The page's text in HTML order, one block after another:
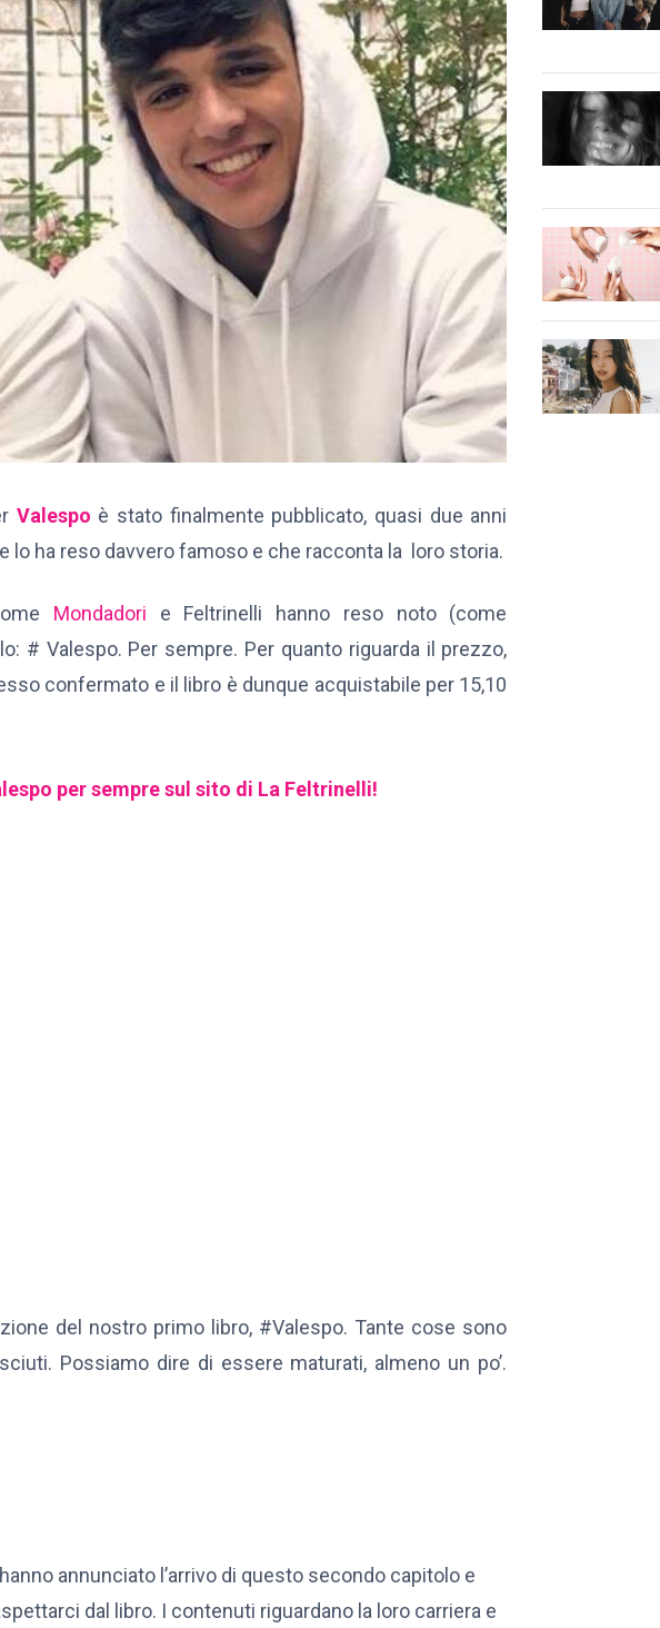
Valespo è stato finalmente pubblicato, quasi due anni
lo ha reso davvero famoso e che racconta la loro storia.
Mondadori e Feltrinelli hanno reso noto (come
# Valespo. Per sempre. Per quanto riguarda il prezzo,
confermato e il libro è dunque acquistabile per 15,10
per sempre sul sito di La Feltrinelli!
del nostro primo libro, #Valespo. Tante cose sono
Possiamo dire di essere maturati, almeno un po’.
annunciato l’arrivo di questo secondo capitolo e
dal libro. I contenuti riguardano la loro carriera e